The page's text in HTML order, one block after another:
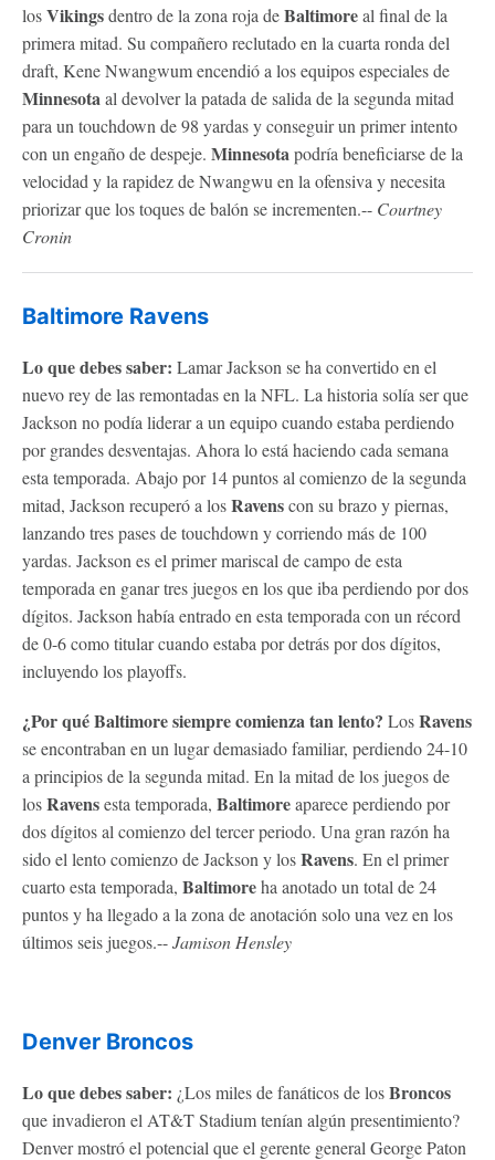
losVikingsdentro de la zona roja deBaltimoreal final de la
primera mitad. Su compañero reclutado en la cuarta ronda del
draft, Kene Nwangwum encendió a los equipos especiales de
Minnesotaal devolver la patada de salida de la segunda mitad
para un touchdown de 98 yardas y conseguir un primer intento
con un engaño de despeje. Minnesotapodría beneficiarse de la
velocidad y la rapidez de Nwangwu en la ofensiva y necesita
priorizar que los toques de balón se incrementen.-- Courtney
Cronin
Baltimore Ravens
Lo que debes saber: Lamar Jackson se ha convertido en el
nuevo rey de las remontadas en la NFL. La historia solía ser que
Jackson no podía liderar a un equipo cuando estaba perdiendo
por grandes desventajas. Ahora lo está haciendo cada semana
esta temporada. Abajo por 14 puntos al comienzo de la segunda
mitad, Jackson recuperó a losRavenscon su brazo y piernas,
lanzando tres pases de touchdown y corriendo más de 100
yardas. Jackson es el primer mariscal de campo de esta
temporada en ganar tres juegos en los que iba perdiendo por dos
dígitos. Jackson había entrado en esta temporada con un récord
de 0-6 como titular cuando estaba por detrás por dos dígitos,
incluyendo los playoffs.
¿Por qué Baltimore siempre comienza tan lento? LosRavens
se encontraban en un lugar demasiado familiar, perdiendo 24-10
a principios de la segunda mitad. En la mitad de los juegos de
losRavensesta temporada, Baltimoreaparece perdiendo por
dos dígitos al comienzo del tercer periodo. Una gran razón ha
sido el lento comienzo de Jackson y losRavens. En el primer
cuarto esta temporada, Baltimoreha anotado un total de 24
puntos y ha llegado a la zona de anotación solo una vez en los
últimos seis juegos.--Jamison Hensley
Denver Broncos
Lo que debes saber: ¿Los miles de fanáticos de losBroncos
que invadieron el AT&T Stadium tenían algún presentimiento?
Denver mostró el potencial que el gerente general George Paton